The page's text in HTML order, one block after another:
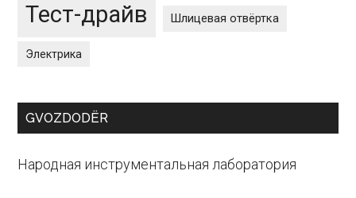
Тест-драйв Шлицевая отвёртка
Электрика
GVOZDODЁR
Народная инструментальная лаборатория